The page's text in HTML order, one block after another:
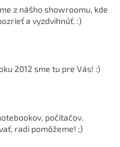
z nášho showroomu, kde
a vyzdvihnúť. :)
2012 sme tu pre Vás! :)
počítačov.
radi pomôžeme! ;)